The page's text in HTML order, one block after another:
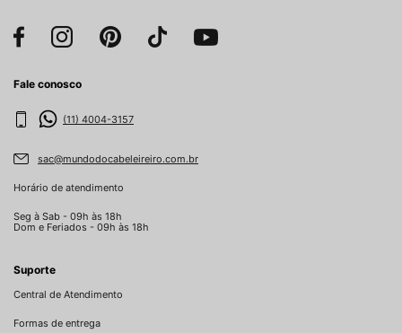
Fale conosco
(11) 4004-3157
sac@mundodocabeleireiro.com.br
Horário de atendimento
Seg à Sab - 09h às 18h
Dom e Feriados - 09h às 18h
Suporte
Central de Atendimento
Formas de entrega